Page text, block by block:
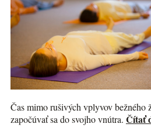
Čas mimo rušivých vplyvov bežného
započúvať sa do svojho vnútra. Čítať